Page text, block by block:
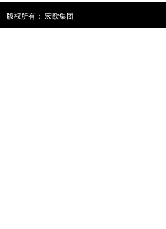
版权所有： 宏欧集团